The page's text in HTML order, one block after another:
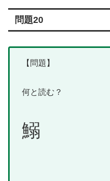
問題20
【問題】
何と読む？
鰯